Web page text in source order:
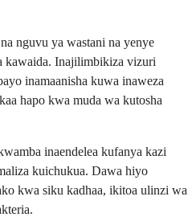
nguvu ya wastani na yenye
kawaida. Inajilimbikiza vizuri
inamaanisha kuwa inaweza
hapo kwa muda wa kutosha
inaendelea kufanya kazi
kuichukua. Dawa hiyo
kwa siku kadhaa, ikitoa ulinzi wa